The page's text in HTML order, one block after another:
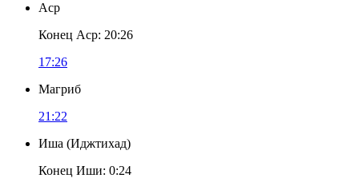
Аср
Конец Аср: 20:26
17:26
Магриб
21:22
Иша (Иджтихад)
Конец Иши: 0:24